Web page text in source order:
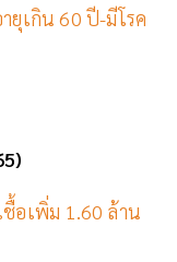
ยุเกิน 60 ปี-มีโรค
อเพิ่ม 1.60 ล้าน